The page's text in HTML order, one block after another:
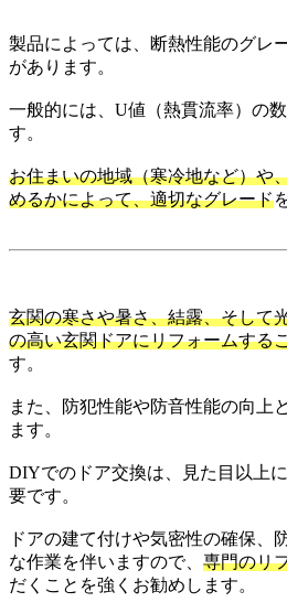
製品によっては、断熱性能のグレ
があります。
一般的には、U値（熱貫流率）の
す。
お住まいの地域（寒冷地など）や
めるかによって、適切なグレード
玄関の寒さや暑さ、結露、そして
の高い玄関ドアにリフォームする
す。
また、防犯性能や防音性能の向上
ます。
DIYでのドア交換は、見た目以上
要です。
ドアの建て付けや気密性の確保、
な作業を伴いますので、 専門のリ
だくことを強くお勧めします。